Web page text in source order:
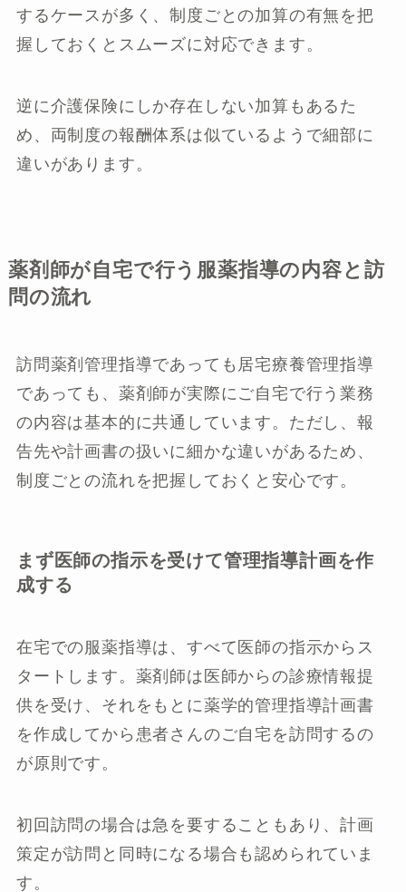
するケースが多く、制度ごとの加算の有無を把
握しておくとスムーズに対応できます。
逆に介護保険にしか存在しない加算もあるた
め、両制度の報酬体系は似ているようで細部に
違いがあります。
薬剤師が自宅で行う服薬指導の内容と訪
問の流れ
訪問薬剤管理指導であっても居宅療養管理指導
であっても、薬剤師が実際にご自宅で行う業務
の内容は基本的に共通しています。ただし、報
告先や計画書の扱いに細かな違いがあるため、
制度ごとの流れを把握しておくと安心です。
まず医師の指示を受けて管理指導計画を作
成する
在宅での服薬指導は、すべて医師の指示からス
タートします。薬剤師は医師からの診療情報提
供を受け、それをもとに薬学的管理指導計画書
を作成してから患者さんのご自宅を訪問するの
が原則です。
初回訪問の場合は急を要することもあり、計画
策定が訪問と同時になる場合も認められていま
す。